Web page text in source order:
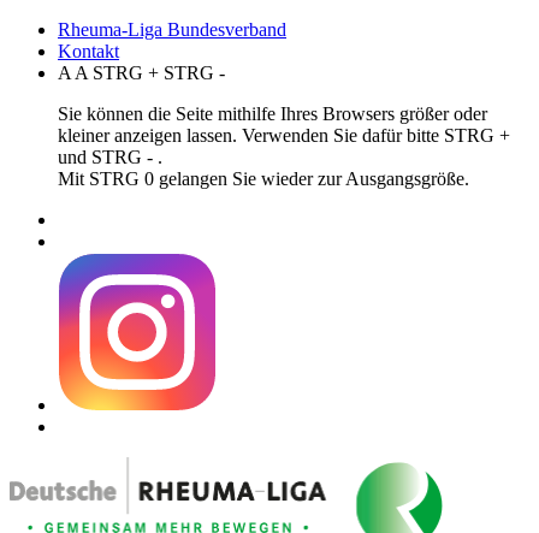
Rheuma-Liga Bundesverband
Kontakt
A A STRG + STRG -
Sie können die Seite mithilfe Ihres Browsers größer oder
kleiner anzeigen lassen. Verwenden Sie dafür bitte STRG +
und STRG - .
Mit STRG 0 gelangen Sie wieder zur Ausgangsgröße.